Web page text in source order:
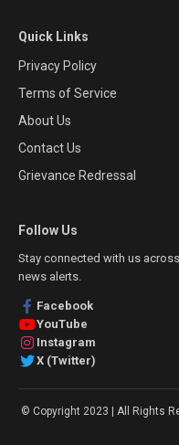
Quick Links
Privacy Policy
Terms of Service
About Us
Contact Us
Grievance Redressal
Follow Us
Stay connected with us
news alerts.
Facebook
YouTube
Instagram
X (Twitter)
© Copyright 2023 | All Rights